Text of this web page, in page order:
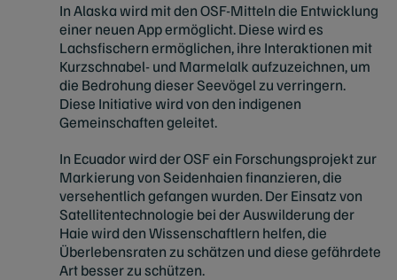
In Alaska wird mit den OSF-Mitteln die Entwicklung
einer neuen App ermöglicht. Diese wird es
Lachsfischern ermöglichen, ihre Interaktionen mit
Kurzschnabel- und Marmelalk aufzuzeichnen, um
die Bedrohung dieser Seevögel zu verringern.
Diese Initiative wird von den indigenen
Gemeinschaften geleitet.
In Ecuador wird der OSF ein Forschungsprojekt zur
Markierung von Seidenhaien finanzieren, die
versehentlich gefangen wurden. Der Einsatz von
Satellitentechnologie bei der Auswilderung der
Haie wird den Wissenschaftlern helfen, die
Überlebensraten zu schätzen und diese gefährdete
Art besser zu schützen.